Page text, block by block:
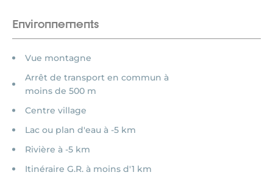
Environnements
Vue montagne
Arrêt de transport en commun à
moins de 500 m
Centre village
Lac ou plan d'eau à -5 km
Rivière à -5 km
Itinéraire G.R. à moins d'1 km